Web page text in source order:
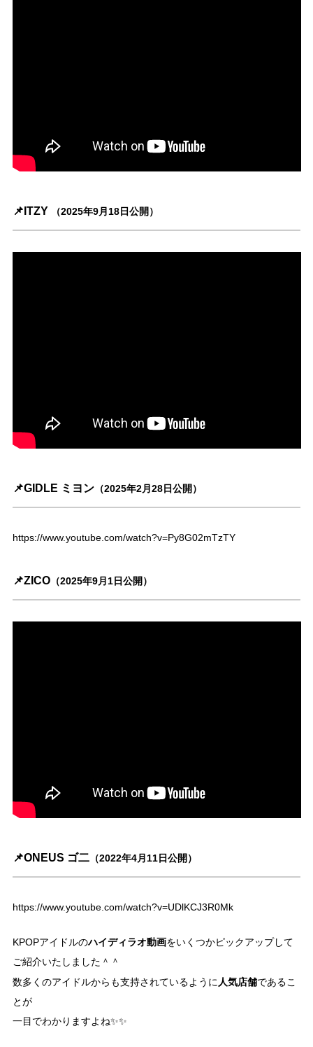
📌ITZY （2025年9月18日公開）
📌GIDLE ミヨン（2025年2月28日公開）
https://www.youtube.com/watch?v=Py8G02mTzTY
📌ZICO（2025年9月1日公開）
📌ONEUS ゴ二（2022年4月11日公開）
https://www.youtube.com/watch?v=UDlKCJ3R0Mk
KPOPアイドルのハイディラオ動画をいくつかピックアップして
ご紹介いたしました＾＾
数多くのアイドルからも支持されているように 人気店舗であるこ
とが
一目でわかりますよね✨✨